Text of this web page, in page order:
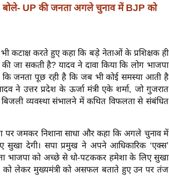
UP की जनता अगले चुनाव में BJP को
भी कटाक्ष करते हुए कहा कि बड़े नेताओं के प्रशिक्षक ही
जा सकती है? यादव ने दावा किया कि लोग भाजपा
जनता पूछ रही है कि जब भी कोई समस्या आती है
ने उत्तर प्रदेश के ऊर्जा मंत्री एके शर्मा, जो गुजरात
व्यवस्था संभालने में कथित विफलता से संबंधित
जमकर निशाना साधा और कहा कि अगले चुनाव में
देगी। सपा प्रमुख ने अपने आधिकारिक ‘एक्स’
भाजपा को अच्छे से धो-पटककर हमेशा के लिए सुखा
को लेकर मुख्यमंत्री को असफल बताते हुए उन पर तंज